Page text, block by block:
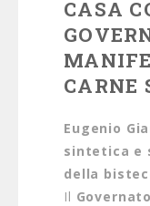
CASA
CARNE
Eugenio
sintetica e
della
Il